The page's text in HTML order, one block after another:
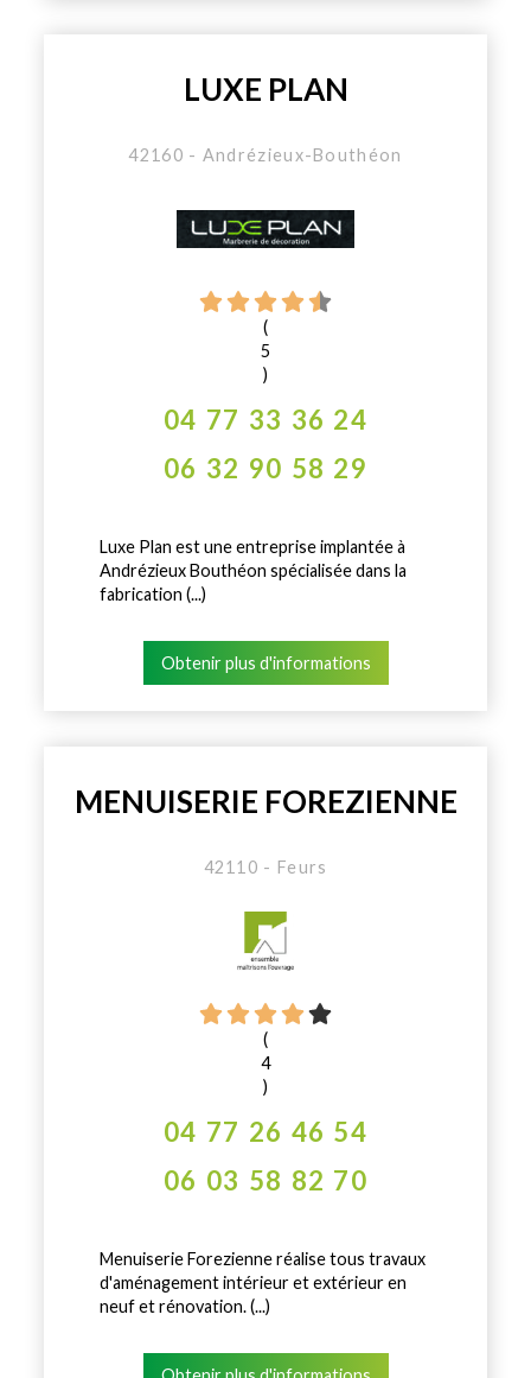
LUXE PLAN
42160 - Andrézieux-Bouthéon
(
5
)
04 77 33 36 24
06 32 90 58 29
Luxe Plan est une entreprise implantée à
Andrézieux Bouthéon spécialisée dans la
fabrication (...)
Obtenir plus d'informations
MENUISERIE FOREZIENNE
42110 - Feurs
(
4
)
04 77 26 46 54
06 03 58 82 70
Menuiserie Forezienne réalise tous travaux
d'aménagement intérieur et extérieur en
neuf et rénovation. (...)